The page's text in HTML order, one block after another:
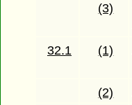
(3)
32.1
(1)
(2)